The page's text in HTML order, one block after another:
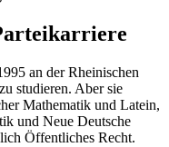
an der Rheinischen
studieren. Aber sie
Mathematik und Latein,
und Neue Deutsche
Öffentliches Recht.